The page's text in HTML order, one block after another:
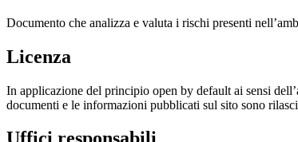
Documento che analizza e valuta i rischi presenti
Licenza
In applicazione del principio open by default ai sensi
documenti e le informazioni pubblicati sul sito sono